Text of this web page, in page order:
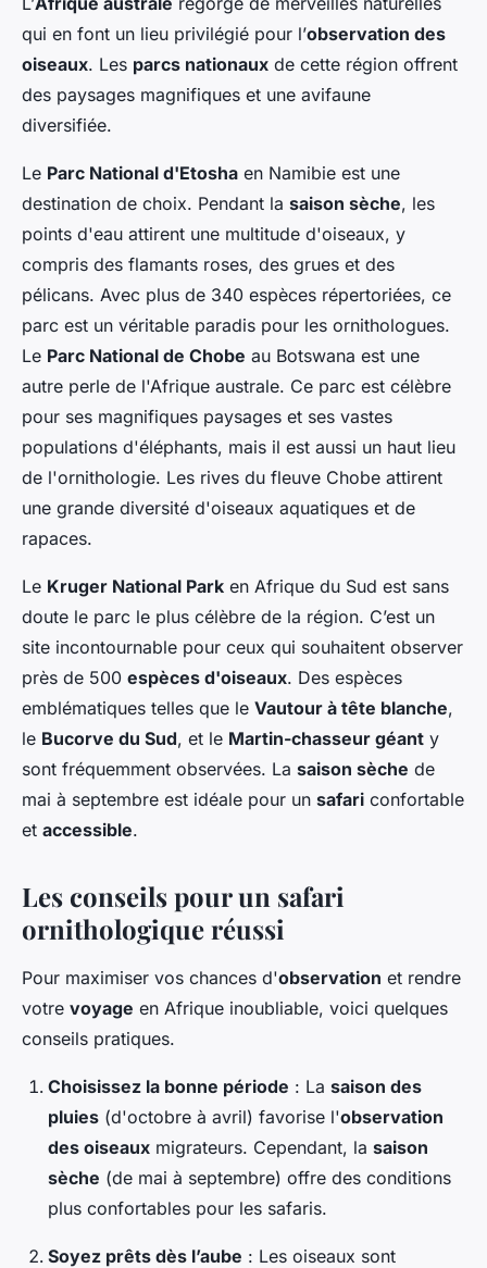
qui en font un lieu privilégié pour l’observation des
oiseaux. Les parcs nationaux de cette région offrent
des paysages magnifiques et une avifaune
diversifiée.
Le Parc National d'Etosha en Namibie est une
destination de choix. Pendant la saison sèche, les
points d'eau attirent une multitude d'oiseaux, y
compris des flamants roses, des grues et des
pélicans. Avec plus de 340 espèces répertoriées, ce
parc est un véritable paradis pour les ornithologues.
Le Parc National de Chobe au Botswana est une
autre perle de l'Afrique australe. Ce parc est célèbre
pour ses magnifiques paysages et ses vastes
populations d'éléphants, mais il est aussi un haut lieu
de l'ornithologie. Les rives du fleuve Chobe attirent
une grande diversité d'oiseaux aquatiques et de
rapaces.
Le Kruger National Park en Afrique du Sud est sans
doute le parc le plus célèbre de la région. C’est un
site incontournable pour ceux qui souhaitent observer
près de 500 espèces d'oiseaux. Des espèces
emblématiques telles que le Vautour à tête blanche,
le Bucorve du Sud, et le Martin-chasseur géant y
sont fréquemment observées. La saison sèche de
mai à septembre est idéale pour un safari confortable
et accessible.
Les conseils pour un safari
ornithologique réussi
Pour maximiser vos chances d'observation et rendre
votre voyage en Afrique inoubliable, voici quelques
conseils pratiques.
Choisissez la bonne période : La saison des
pluies (d'octobre à avril) favorise l'observation
des oiseaux migrateurs. Cependant, la saison
sèche (de mai à septembre) offre des conditions
plus confortables pour les safaris.
Soyez prêts dès l’aube : Les oiseaux sont